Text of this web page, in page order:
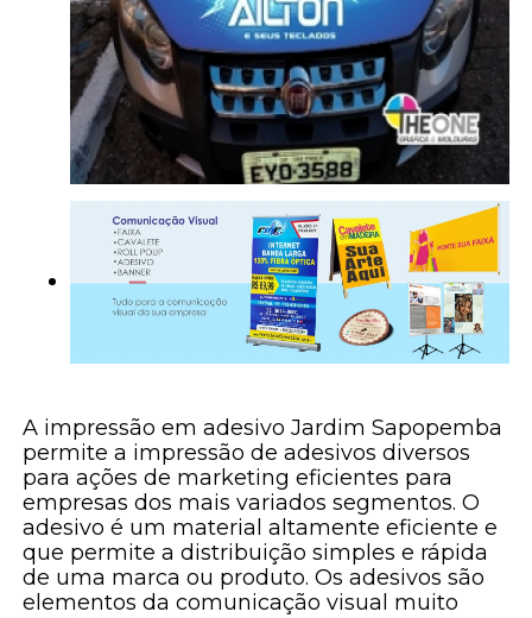
A impressão em adesivo Jardim Sapopemba
permite a impressão de adesivos diversos
para ações de marketing eficientes para
empresas dos mais variados segmentos. O
adesivo é um material altamente eficiente e
que permite a distribuição simples e rápida
de uma marca ou produto. Os adesivos são
elementos da comunicação visual muito